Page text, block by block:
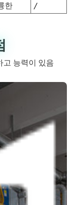
한 /
고 능력이 있음